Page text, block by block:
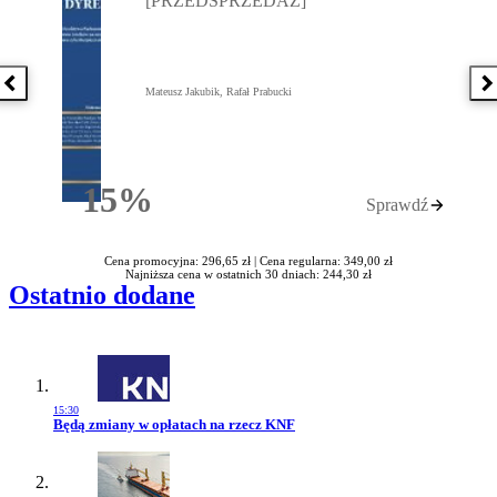
Poprzednia książka
15%Rabatu
Mateusz Jakubik, Rafał Prabucki
Sprawdź
Cena promocyjna: 296,65 zł | Cena regularna: 349,00 zł
Najniższa cena w ostatnich 30 dniach: 244,30 zł
Ostatnio dodane
15:30
Przejdź do artykułu:
Będą zmiany w opłatach na rzecz KNF